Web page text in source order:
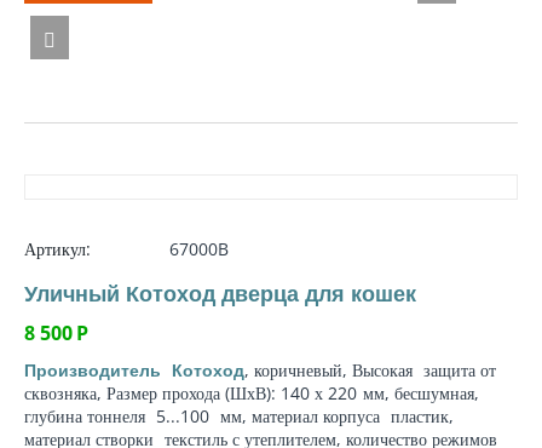
Артикул: 67000B
Уличный Котоход дверца для кошек
8 500Р
Производитель Котоход, коричневый, Высокая защита от
сквозняка, Размер прохода (ШхВ): 140 х 220 мм, бесшумная,
глубина тоннеля 5...100 мм, материал корпуса пластик,
материал створки текстиль с утеплителем, количество режимов